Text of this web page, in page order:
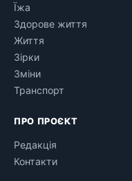
Їжа
Здорове життя
Життя
Зірки
Зміни
Транспорт
ПРО ПРОЄКТ
Редакція
Контакти